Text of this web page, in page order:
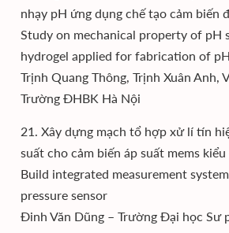
nhạy pH ứng dụng chế tạo cảm biến
Study on mechanical property of pH
hydrogel applied for fabrication of
Trịnh Quang Thông, Trịnh Xuân Anh,
Trường ĐHBK Hà Nội
21. Xây dựng mạch tổ hợp xử lí tín
suất cho cảm biến áp suất mems
Build integrated measurement
pressure sensor
Đinh Văn Dũng – Trường Đại học Sư